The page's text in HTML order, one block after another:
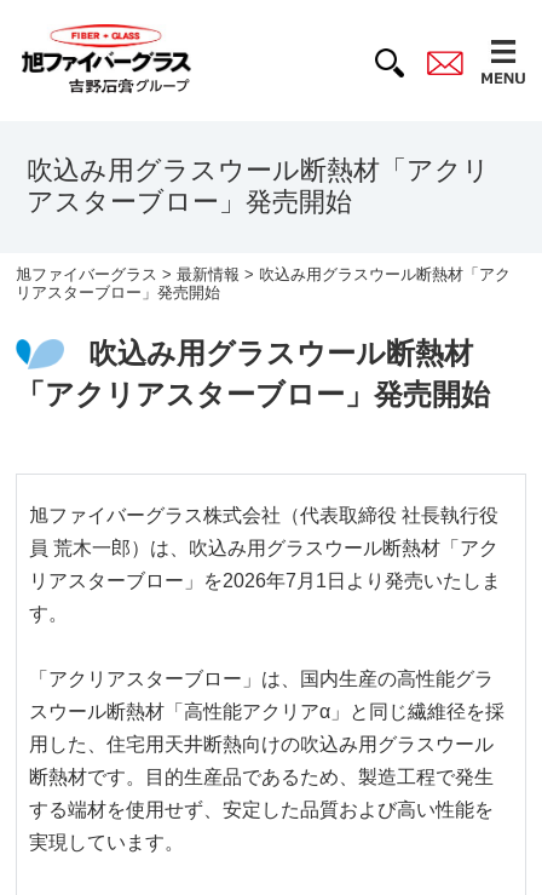
吹込み用グラスウール断熱材「アクリ
アスターブロー」発売開始
旭ファイバーグラス >最新情報 > 吹込み用グラスウール断熱材「アク
リアスターブロー」発売開始
吹込み用グラスウール断熱材
「アクリアスターブロー」発売開始
旭ファイバーグラス株式会社（代表取締役 社長執行役
員 荒木一郎）は、吹込み用グラスウール断熱材「アク
リアスターブロー」を2026年7月1日より発売いたしま
す。
「アクリアスターブロー」は、国内生産の高性能グラ
スウール断熱材「高性能アクリアα」と同じ繊維径を採
用した、住宅用天井断熱向けの吹込み用グラスウール
断熱材です。目的生産品であるため、製造工程で発生
する端材を使用せず、安定した品質および高い性能を
実現しています。